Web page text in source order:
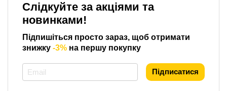
Слідкуйте за акціями та
новинками!
Підпишіться просто зараз, щоб отримати
знижку -3% на першу покупку
Підписатися